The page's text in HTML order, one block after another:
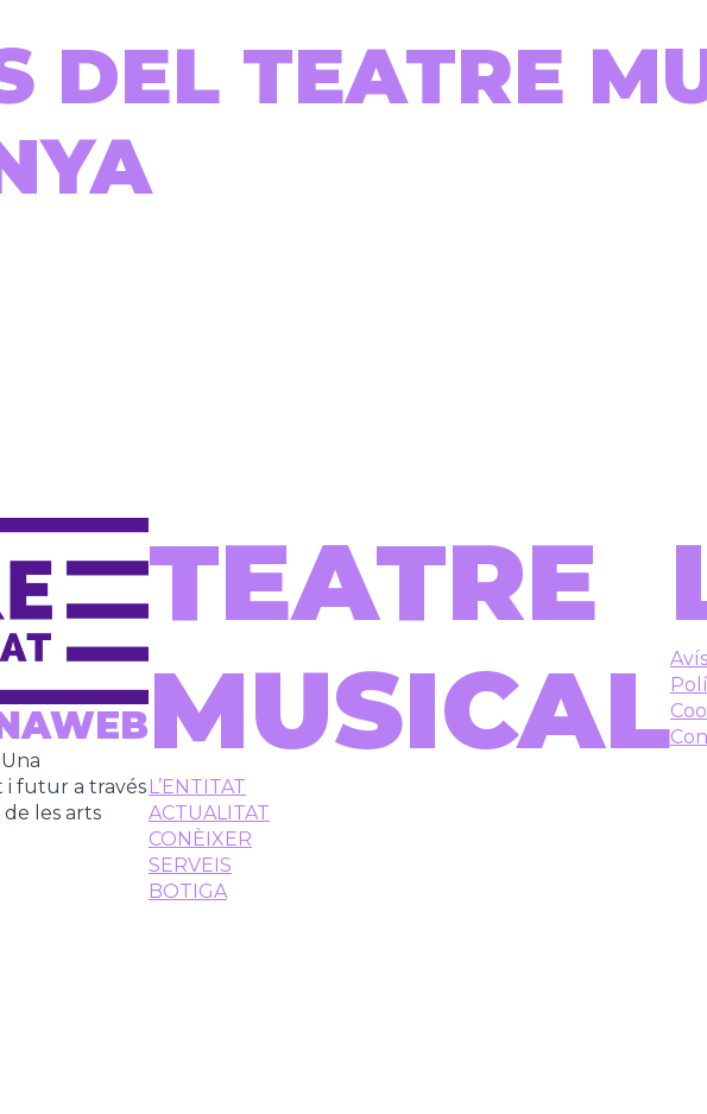
DEL TEATRE
i futur a través
les arts
TEATRE
MUSICAL
L’ENTITAT
ACTUALITAT
CONÈIXER
SERVEIS
BOTIGA